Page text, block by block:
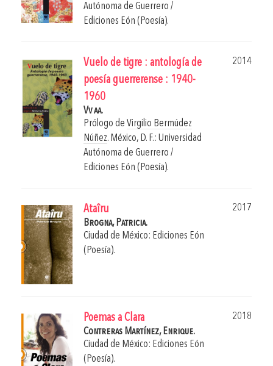
Autónoma de Guerrero /
Ediciones Eón (Poesía).
Vuelo de tigre : antología de
poesía guerrerense : 1940-
1960
2014
Vv aa.
Prólogo de Virgilio Bermúdez
Núñez. México, D. F.: Universidad
Autónoma de Guerrero /
Ediciones Eón (Poesía).
Ataîru
2017
Brogna, Patricia.
Ciudad de México: Ediciones Eón
(Poesía).
Poemas a Clara
2018
Contreras Martínez, Enrique.
Ciudad de México: Ediciones Eón
(Poesía).